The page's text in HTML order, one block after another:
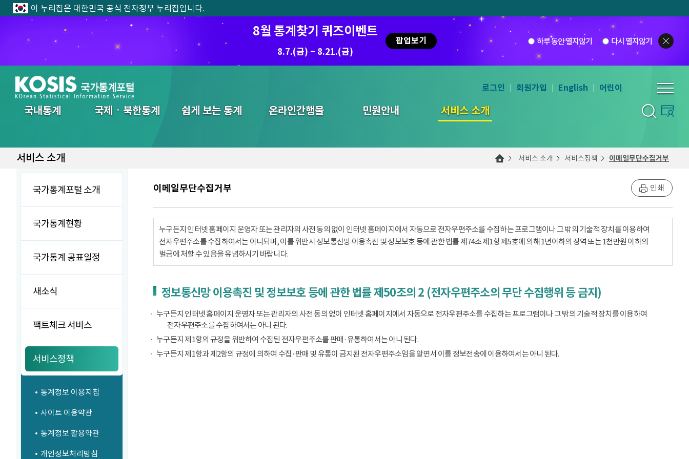
이 누리집은 대한민국 공식 전자정부 누리집입니다.
8월 통계찾기 퀴즈이벤트
8.7.(금) ~ 8.21.(금)
팝업보기 하루 동안 열지않기 다시 열지않기
국내통계 국제ㆍ북한통계 쉽게 보는 통계 온라인간행물 민원안내 서비스 소개
통합검색
로그인 회원가입 English 어린이
서비스 소개 서비스 소개 서비스정책 이메일무단수집거부
국가통계포털 소개
국가통계현황
국가통계 공표일정
새소식
팩트체크 서비스
서비스정책
통계정보 이용지침
사이트 이용약관
통계정보 활용약관
개인정보처리방침
이메일무단수집거부 인쇄
누구든지 인터넷 홈페이지 운영자 또는 관리자의 사전 동의 없이 인터넷 홈페이지에서 자동으로 전자우편주소를 수집하는 프로그램이나 그 밖의 기술적 장치를 이용하여
전자우편주소를 수집하여서는 아니되며, 이를 위반시 정보통신망 이용촉진 및 정보보호 등에 관한 법률 제74조 제1항 제5호에 의해 1년이하의 징역 또는 1천만원 이하의
벌금에 처할 수 있음을 유념하시기 바랍니다.
정보통신망 이용촉진 및 정보보호 등에 관한 법률 제50조의 2 (전자우편주소의 무단 수집행위 등 금지)
누구든지 인터넷 홈페이지 운영자 또는 관리자의 사전 동의 없이 인터넷 홈페이지에서 자동으로 전자우편주소를 수집하는 프로그램이나 그 밖의 기술적 장치를 이용하여
전자우편주소를 수집하여서는 아니 된다.
누구든지 제1항의 규정을 위반하여 수집된 전자우편주소를 판매·유통하여서는 아니 된다.
누구든지 제1항과 제2항의 규정에 의하여 수집·판매 및 유통이 금지된 전자우편주소임을 알면서 이를 정보전송에 이용하여서는 아니 된다.